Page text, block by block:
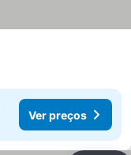
Ver preços